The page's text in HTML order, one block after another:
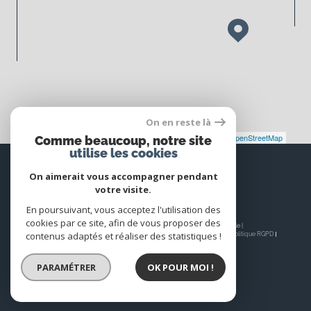
Leaflet|©JawgMaps © OpenStreetMap
Espace
PROPRIÉTAIRE
Se connecter
© 2026 | Tous droits réservés | Traduction powered by Google |
Nos honoraires
Plan du site Mentions légales Admin Nos liens
Politique RGPD
On en reste là
Comme beaucoup, notre site
utilise les cookies
On aimerait vous accompagner pendant
votre visite.
En poursuivant, vous acceptez l'utilisation des
cookies par ce site, afin de vous proposer des
contenus adaptés et réaliser des statistiques !
PARAMÉTRER OK POUR MOI !